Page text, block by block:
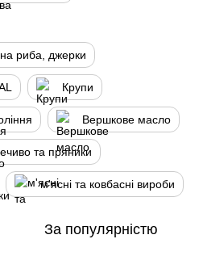
риба, джерки
Крупи
Вершкове масло
та пряники
м'ясні та ковбасні вироби
За популярністю